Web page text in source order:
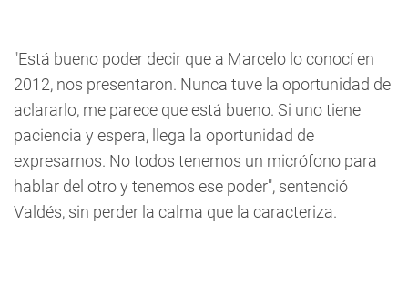
"Está bueno poder decir que a Marcelo lo conocí en
2012, nos presentaron. Nunca tuve la oportunidad de
aclararlo, me parece que está bueno. Si uno tiene
paciencia y espera, llega la oportunidad de
expresarnos. No todos tenemos un micrófono para
hablar del otro y tenemos ese poder", sentenció
Valdés, sin perder la calma que la caracteriza.